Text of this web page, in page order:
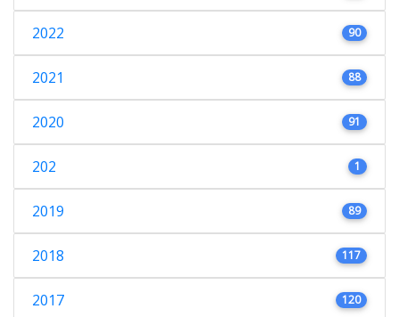
2022 90
2021 88
2020 91
202 1
2019 89
2018 117
2017 120